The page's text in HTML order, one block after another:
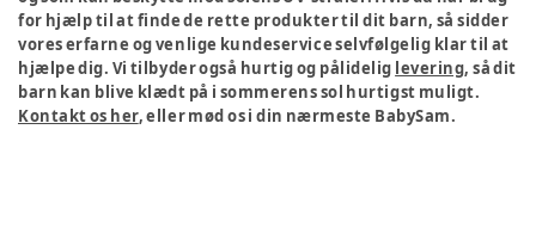
for hjælp til at finde de rette produkter til dit barn, så sidder
vores erfarne og venlige kundeservice selvfølgelig klar til at
hjælpe dig. Vi tilbyder også hurtig og pålidelig levering, så dit
barn kan blive klædt på i sommerens sol hurtigst muligt.
Kontakt os her, eller mød os i din nærmeste BabySam.